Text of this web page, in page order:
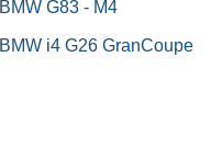
BMW G83 - M4
BMW i4 G26 GranCoupe